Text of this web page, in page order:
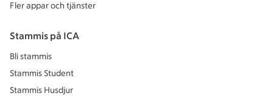
Fler appar och tjänster
Stammis på ICA
Bli stammis
Stammis Student
Stammis Husdjur